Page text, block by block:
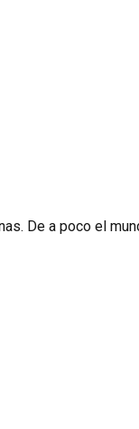
De a poco el